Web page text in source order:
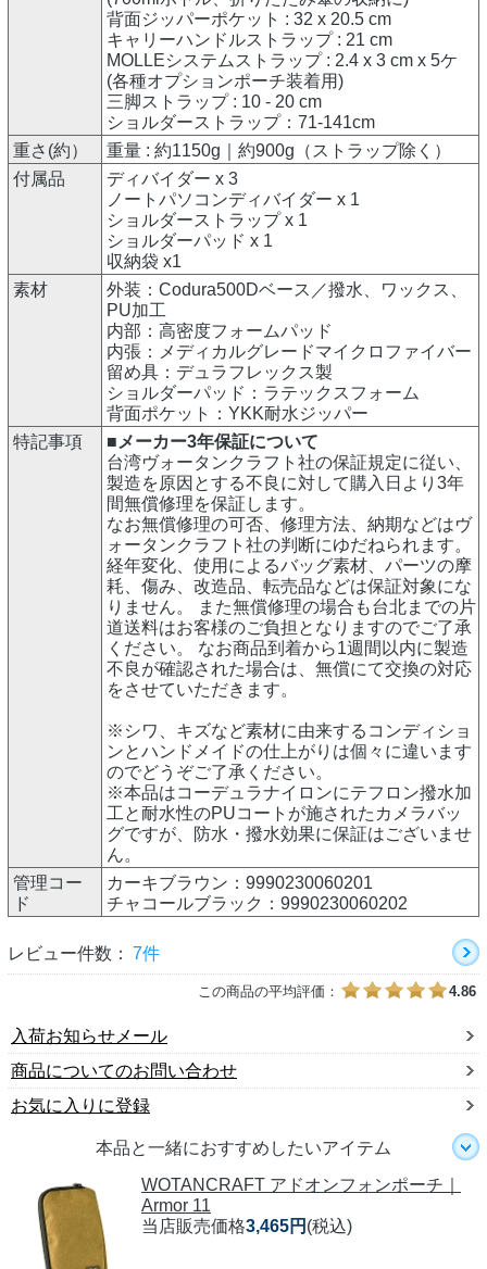
背面ジッパーポケット : 32 x 20.5 cm
キャリーハンドルストラップ : 21 cm
MOLLEシステムストラップ : 2.4 x 3 cm x 5ケ
(各種オプションポーチ装着用)
三脚ストラップ : 10 - 20 cm
ショルダーストラップ：71-141cm
重さ(約）
重量 : 約1150g｜約900g（ストラップ除く）
付属品
ディバイダー x 3
ノートパソコンディバイダー x 1
ショルダーストラップ x 1
ショルダーパッド x 1
収納袋 x1
素材
外装：Codura500Dベース／撥水、ワックス、
PU加工
内部：高密度フォームパッド
内張：メディカルグレードマイクロファイバー
留め具：デュラフレックス製
ショルダーパッド：ラテックスフォーム
背面ポケット：YKK耐水ジッパー
特記事項
■メーカー3年保証について
台湾ヴォータンクラフト社の保証規定に従い、
製造を原因とする不良に対して購入日より3年
間無償修理を保証します。
なお無償修理の可否、修理方法、納期などはヴ
ォータンクラフト社の判断にゆだねられます。
経年変化、使用によるバッグ素材、パーツの摩
耗、傷み、改造品、転売品などは保証対象にな
りません。 また無償修理の場合も台北までの片
道送料はお客様のご負担となりますのでご了承
ください。 なお商品到着から1週間以内に製造
不良が確認された場合は、無償にて交換の対応
をさせていただきます。
※シワ、キズなど素材に由来するコンディショ
ンとハンドメイドの仕上がりは個々に違います
のでどうぞご了承ください。
※本品はコーデュラナイロンにテフロン撥水加
工と耐水性のPUコートが施されたカメラバッ
グですが、防水・撥水効果に保証はございませ
ん。
管理コー
ド
カーキブラウン：9990230060201
チャコールブラック：9990230060202
レビュー件数： 7件
この商品の平均評価： 4.86
入荷お知らせメール
商品についてのお問い合わせ
お気に入りに登録
本品と一緒におすすめしたいアイテム
WOTANCRAFT アドオンフォンポーチ｜
Armor 11
当店販売価格3,465円 (税込)